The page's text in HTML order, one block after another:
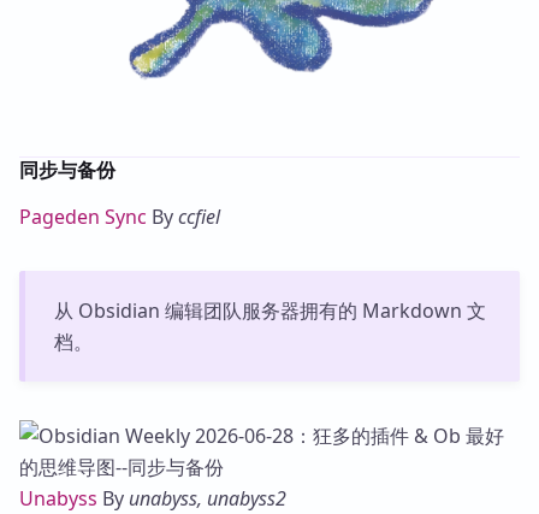
同步与备份
Pageden Sync Byccfiel
从 Obsidian 编辑团队服务器拥有的 Markdown 文
档。
Unabyss By unabyss, unabyss2